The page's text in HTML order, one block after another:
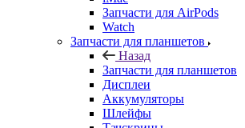
Запчасти для AirPods
Watch
Запчасти для планшетов
Назад
Запчасти для планшетов
Дисплеи
Аккумуляторы
Шлейфы